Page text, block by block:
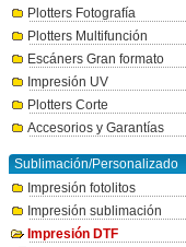
Plotters Fotografía
Plotters Multifunción
Escáners Gran formato
Impresión UV
Plotters Corte
Accesorios y Garantías
Sublimación/Personalizado
Impresión fotolitos
Impresión sublimación
Impresión DTF